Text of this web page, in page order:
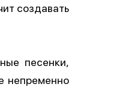
создавать
песенки,
непременно